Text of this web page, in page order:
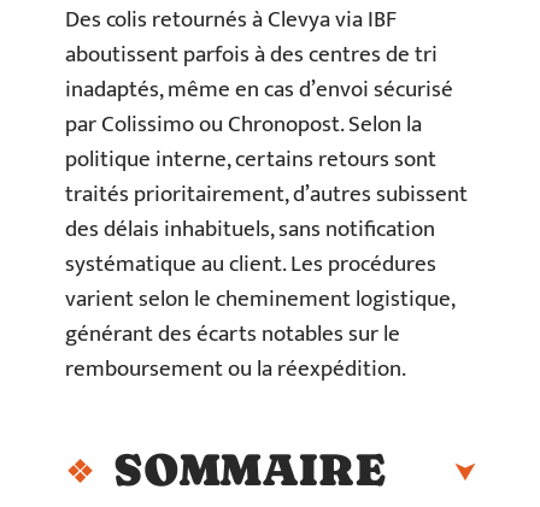
Des colis retournés à Clevya via IBF
aboutissent parfois à des centres de tri
inadaptés, même en cas d’envoi sécurisé
par Colissimo ou Chronopost. Selon la
politique interne, certains retours sont
traités prioritairement, d’autres subissent
des délais inhabituels, sans notification
systématique au client. Les procédures
varient selon le cheminement logistique,
générant des écarts notables sur le
remboursement ou la réexpédition.
SOMMAIRE